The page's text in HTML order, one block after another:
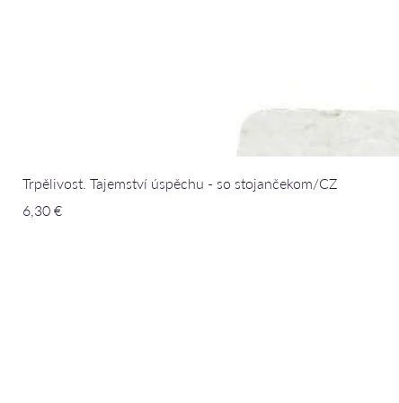
Trpělivost. Tajemství úspěchu - so stojančekom/CZ
Cena
6,30 €